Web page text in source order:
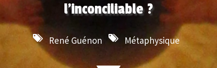
l’inconciliable ?
René Guénon Métaphysique